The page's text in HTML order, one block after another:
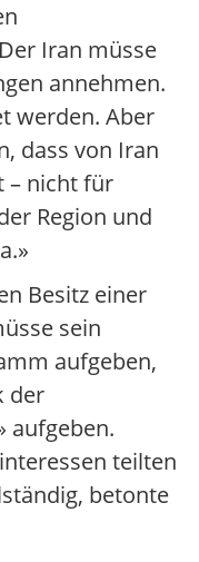
Iran müsse
annehmen.
werden. Aber
dass von Iran
– nicht für
Region und
Besitz einer
sein
aufgeben,
der
aufgeben.
teilten
betonte